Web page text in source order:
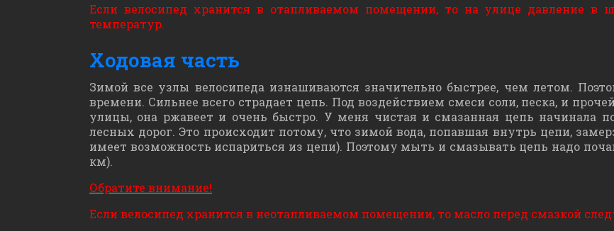
Если велосипед хранится в отапливаемом помещении, то на улице давление в
температур.
Ходовая часть
Зимой все узлы велосипеда изнашиваются значительно быстрее, чем летом.
времени. Сильнее всего страдает цепь. Под воздействием смеси соли, песка, и
улицы, она ржавеет и очень быстро. У меня чистая и смазанная цепь начинала
лесных дорог. Это происходит потому, что зимой вода, попавшая внутрь цепи,
имеет возможность испариться из цепи). Поэтому мыть и смазывать цепь надо
км).
Обратите внимание!
Если велосипед хранится в неотапливаемом помещении, то масло перед смазкой